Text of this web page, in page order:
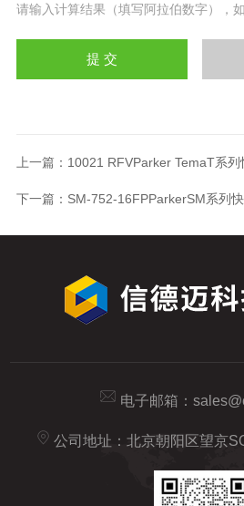
请输入计算结果（填写阿拉伯数字），
上一篇： 10021 RFVParker TemaT系
下一篇： SM-752-16FPParkerSM系列
电子邮箱：
公司地址：北京朝阳区望京